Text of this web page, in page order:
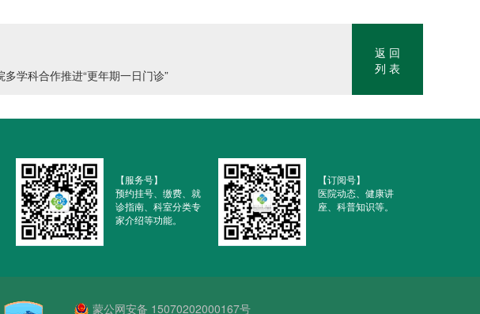
学科合作推进“更年期一日门诊”
返 回
列 表
【服务号】
预约挂号、缴费、就
诊指南、科室分类专
家介绍等功能。
【订阅号】
医院动态、健康讲
座、科普知识等。
蒙公网安备 15070202000167号